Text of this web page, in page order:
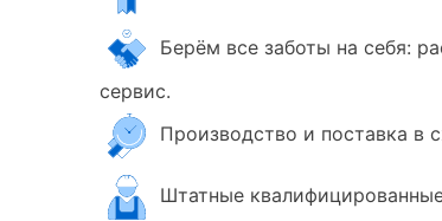
Берём все заботы на себя:
сервис.
Производство и поставка в
Штатные